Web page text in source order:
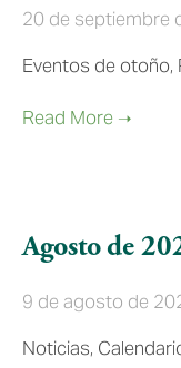
20 de septiembre
Eventos de otoño,
Agosto de
9 de agosto de
Noticias,